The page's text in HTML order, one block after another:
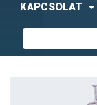
KAPCSOLAT